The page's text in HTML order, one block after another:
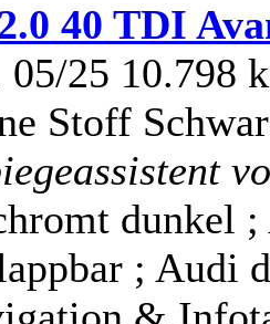
40 TDI
05/25 10.798
Stoff
dunkel ;
; Audi